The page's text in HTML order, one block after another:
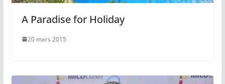
A Paradise for Holiday
20 mars 2015